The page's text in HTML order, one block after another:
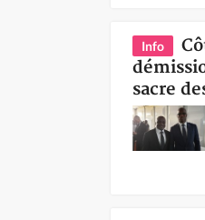
Info
sacre